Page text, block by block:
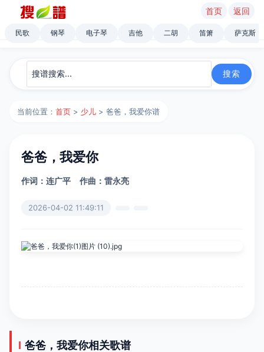
首页 返回
民歌 钢琴 电子琴 吉他 二胡 笛箫 萨克斯
当前位置：首页 > 少儿 > 爸爸，我爱你谱
爸爸，我爱你
作词：连广平 作曲：雷永亮
2026-04-02 11:49:11
爸爸，我爱你相关歌谱